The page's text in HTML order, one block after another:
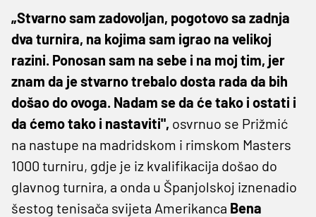
„Stvarno sam zadovoljan, pogotovo sa zadnja
dva turnira, na kojima sam igrao na velikoj
razini. Ponosan sam na sebe i na moj tim, jer
znam da je stvarno trebalo dosta rada da bih
došao do ovoga. Nadam se da će tako i ostati i
da ćemo tako i nastaviti", osvrnuo se Prižmić
na nastupe na madridskom i rimskom Masters
1000 turniru, gdje je iz kvalifikacija došao do
glavnog turnira, a onda u Španjolskoj iznenadio
šestog tenisača svijeta Amerikanca Bena